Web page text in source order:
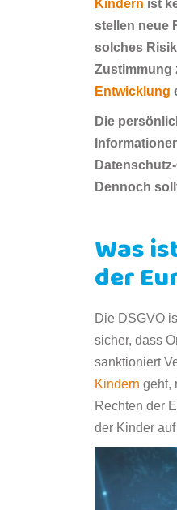
Kindern ist
stellen neue
solches
Zustimmung
Entwicklung
Die
Dennoch
Was
der
Die DSGVO
sicher, dass
sanktioniert
Kindern geht,
Rechten der
der Kinder